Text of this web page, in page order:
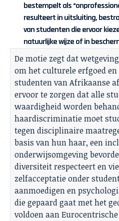
bestempelt als
resulteert in uitsluiting,
van studenten die ervoor
natuurlijke wijze of in
De motie zegt dat
om het culturele erfgoed
studenten van Afrikaanse
ervoor te zorgen dat alle
waardigheid worden
haardiscriminatie moet
tegen disciplinaire
basis van hun haar, een
onderwijsomgeving
diversiteit respecteert en
zelfacceptatie onder
aanmoedigen en
die gepaard gaat met het
voldoen aan